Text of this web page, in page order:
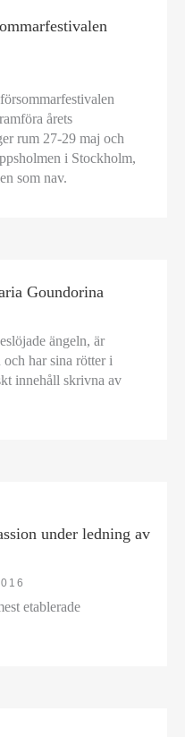
årets
rum 27-29 maj och
i Stockholm,
som nav.
Goundorina
ängeln, är
har sina rötter i
innehåll skrivna av
under ledning av
etablerade